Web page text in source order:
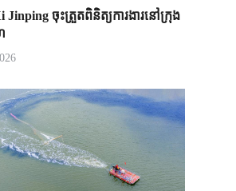
ចុះត្រួតពិនិត្យការងារនៅក្រុង